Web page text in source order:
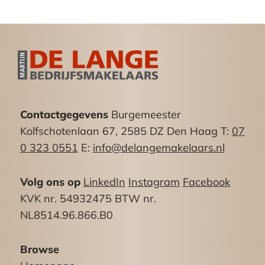
eetgelegenheden.
Door de ligging aan de doorgaande weg naar de
Scheveningse Boulevard en Schevenings Haven
uitstekende attentiewaarde.
Oppervlakte Treilerdwarsweg 4:
Opleveringsniveau:
Het gehuurde wordt casco opgeleverd en
“Het Boegbeeld is een gasloos gebouw.
ContactgegevensBurgemeester
Kolfschotenlaan 67, 2585 DZ Den Haag T: 07
0 323 0551 E: info@delangemakelaars.nl
Volg ons op LinkedIn Instagram Facebook
KVK nr. 54932475 BTW nr.
NL8514.96.866.B0
Browse